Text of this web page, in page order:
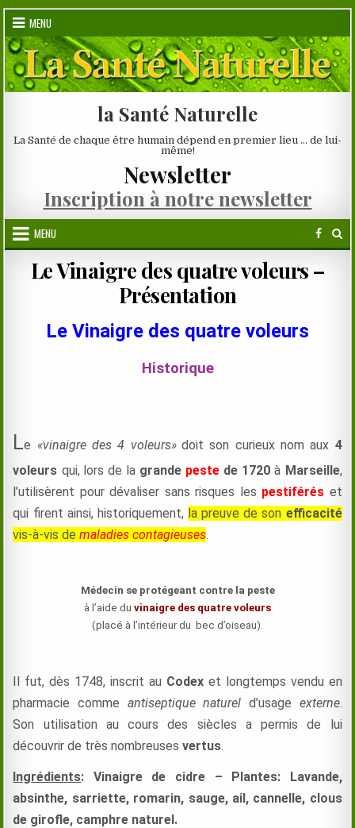
Skip
content
MENU
la Santé Naturelle
La Santé de chaque être humain dépend en premier lieu … de lui-
même!
Newsletter
Inscription à notre newsletter
MENU
Le Vinaigre des quatre voleurs –
Présentation
Le Vinaigre des quatre voleurs
Historique
Le «vinaigre des 4 voleurs» doit son curieux nom aux 4
voleurs qui, lors de la grande peste de 1720 à Marseille,
l’utilisèrent pour dévaliser sans risques les pestiférés et
qui firent ainsi, historiquement, la preuve de son efficacité
vis-à-vis demaladies contagieuses.
Médecin se protégeant contre la peste
à l’aide du vinaigre des quatre voleurs
(placé à l’intérieur du bec d’oiseau).
Il fut, dès 1748, inscrit au Codexet longtemps vendu en
pharmacie comme antiseptique naturel d’usage externe.
Son utilisation au cours des siècles a permis de lui
découvrir de très nombreusesvertus.
Ingrédients: Vinaigre de cidre – Plantes: Lavande,
absinthe, sarriette, romarin, sauge, ail, cannelle, clous
de girofle, camphre naturel.